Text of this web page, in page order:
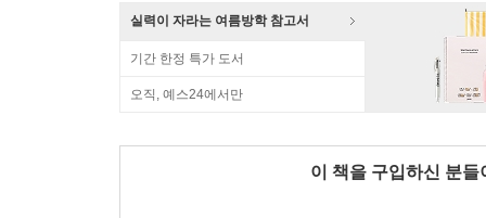
실력이 자라는 여름방학 참고서
기간 한정 특가 도서
오직, 예스24에서만
이 책을 구입하신 분